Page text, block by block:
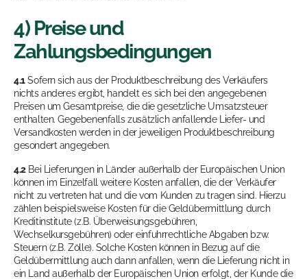
4) Preise und
Zahlungsbedingungen
4.1Sofern sich aus der Produktbeschreibung des Verkäufers
nichts anderes ergibt, handelt es sich bei den angegebenen
Preisen um Gesamtpreise, die die gesetzliche Umsatzsteuer
enthalten. Gegebenenfalls zusätzlich anfallende Liefer- und
Versandkosten werden in der jeweiligen Produktbeschreibung
gesondert angegeben.
4.2Bei Lieferungen in Länder außerhalb der Europäischen Union
können im Einzelfall weitere Kosten anfallen, die der Verkäufer
nicht zu vertreten hat und die vom Kunden zu tragen sind. Hierzu
zählen beispielsweise Kosten für die Geldübermittlung durch
Kreditinstitute (z.B. Überweisungsgebühren,
Wechselkursgebühren) oder einfuhrrechtliche Abgaben bzw.
Steuern (z.B. Zölle). Solche Kosten können in Bezug auf die
Geldübermittlung auch dann anfallen, wenn die Lieferung nicht in
ein Land außerhalb der Europäischen Union erfolgt, der Kunde die